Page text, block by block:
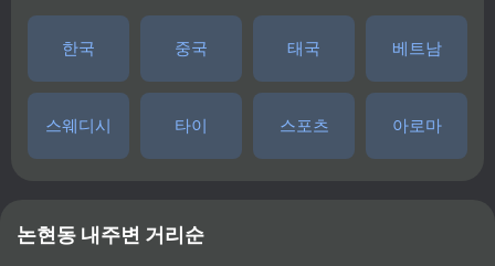
한국 중국 태국 베트남
스웨디시 타이 스포츠 아로마
논현동 내주변 거리순